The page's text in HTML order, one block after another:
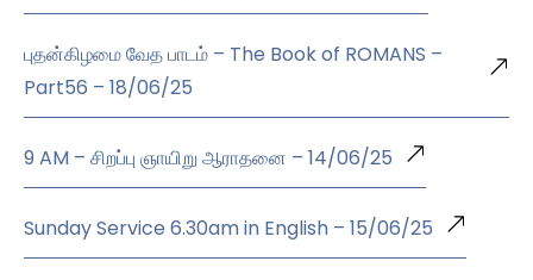
புதன்கிழமை வேத பாடம் – The Book of ROMANS –
Part56 – 18/06/25
9 AM – சிறப்பு ஞாயிறு ஆராதனை – 14/06/25
Sunday Service 6.30am in English – 15/06/25